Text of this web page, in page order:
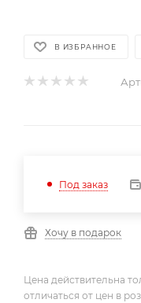
В ИЗБРАННОЕ
Под заказ
Хочу в подарок
Цена действительна
отличаться от цен в